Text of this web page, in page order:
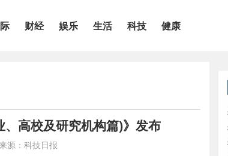
财经 娱乐 生活 科技 健康
、高校及研究机构篇)》发布
来源：科技日报